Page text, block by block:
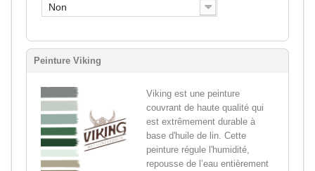
Non
Peinture Viking
Viking est une peinture
couvrant de haute qualité qui
est extrêmement durable à
base d'huile de lin. Cette
peinture régule l'humidité,
repousse de l’eau entièrement